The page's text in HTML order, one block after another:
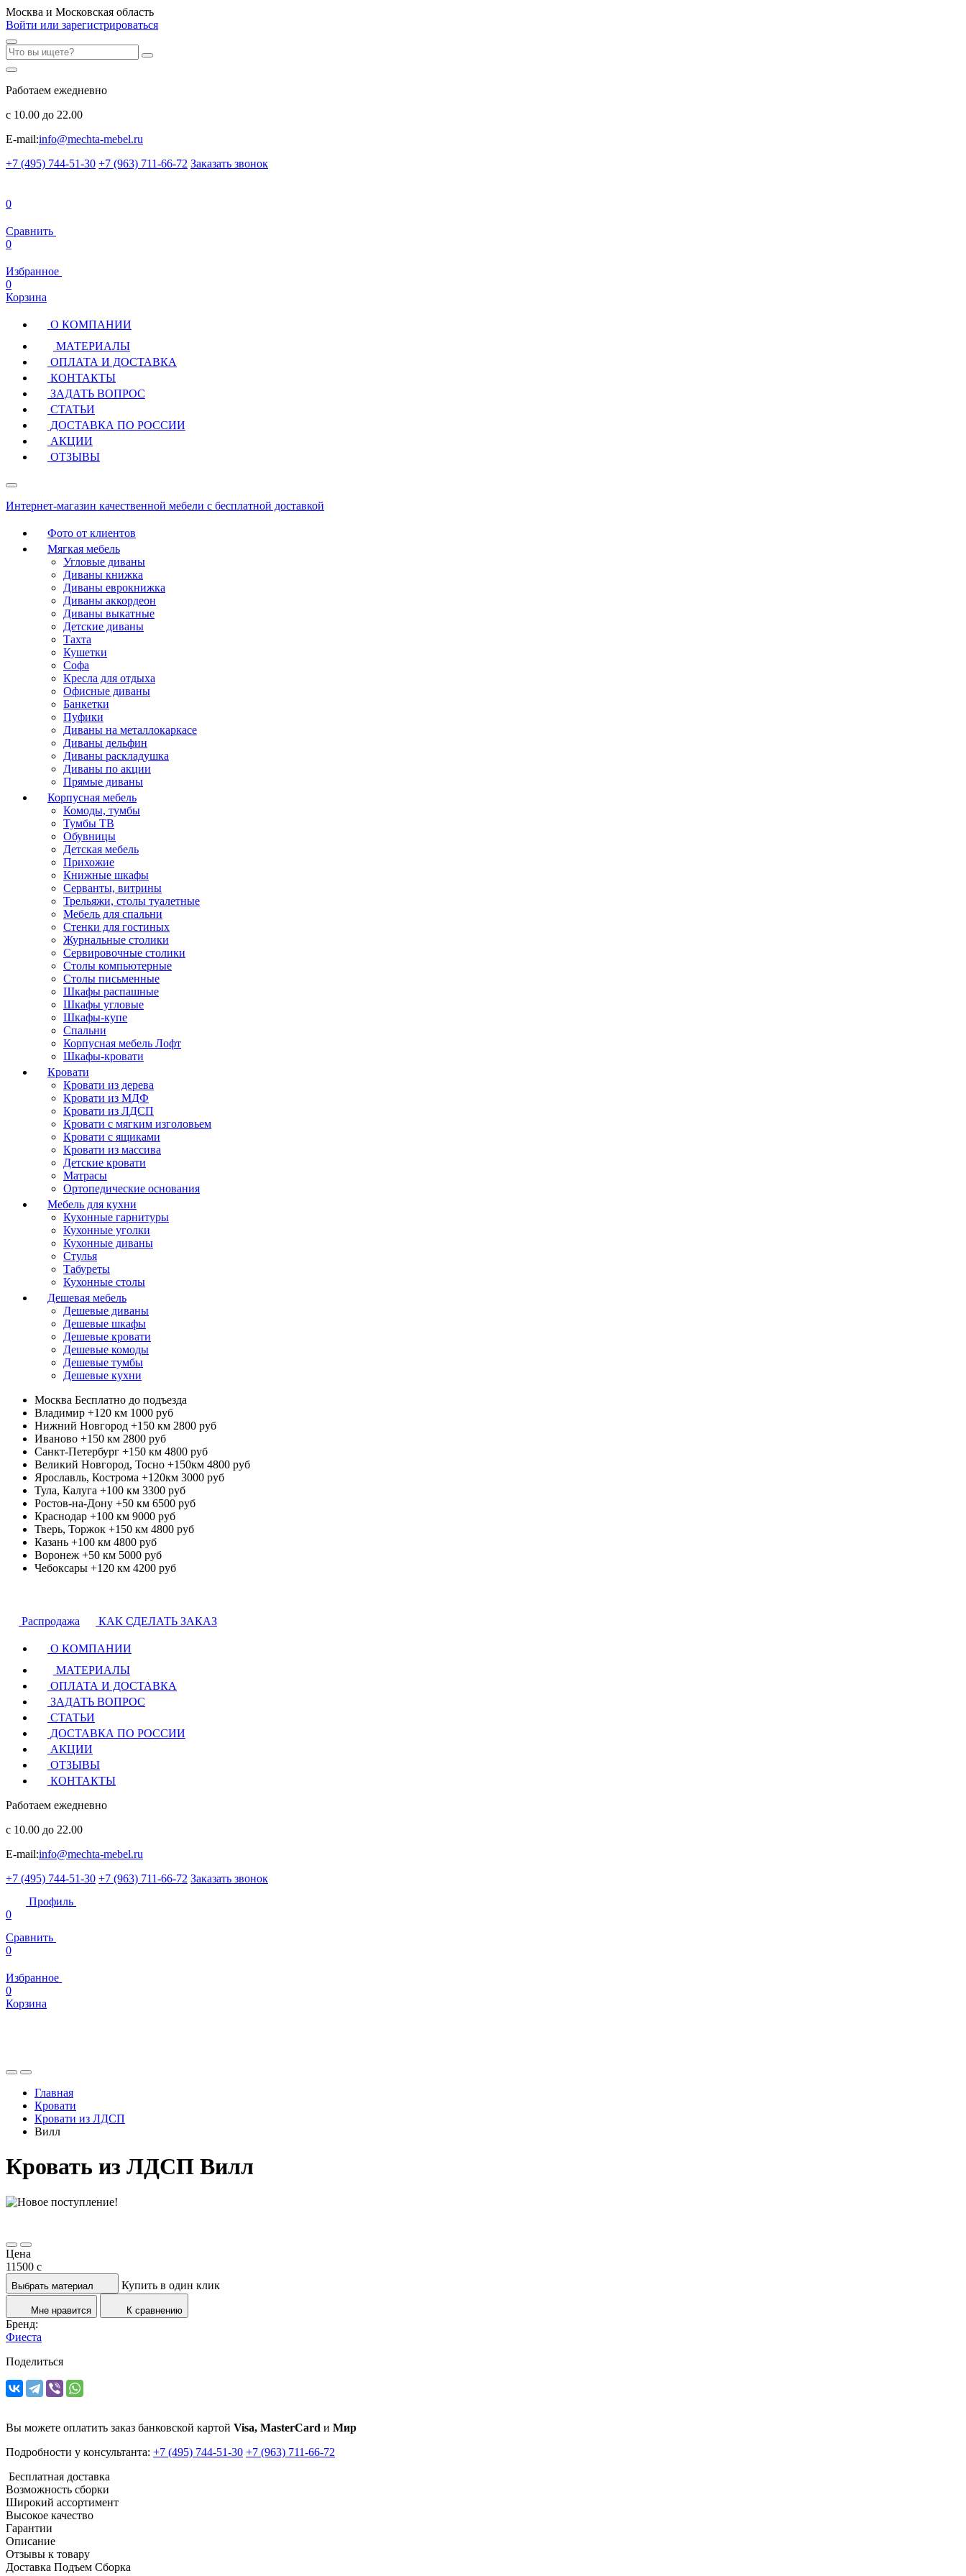
Москва и Московская область
Войти или зарегистрироваться
Работаем ежедневно
с 10.00 до 22.00
E-mail:info@mechta-mebel.ru
+7 (495) 744-51-30 +7 (963) 711-66-72 Заказать звонок
0
Сравнить
0
Избранное
0
Корзина
О КОМПАНИИ
МАТЕРИАЛЫ
ОПЛАТА И ДОСТАВКА
КОНТАКТЫ
ЗАДАТЬ ВОПРОС
СТАТЬИ
ДОСТАВКА ПО РОССИИ
АКЦИИ
ОТЗЫВЫ
Интернет-магазин качественной мебели с бесплатной доставкой
Фото от клиентов
Мягкая мебель
Угловые диваны
Диваны книжка
Диваны еврокнижка
Диваны аккордеон
Диваны выкатные
Детские диваны
Тахта
Кушетки
Софа
Кресла для отдыха
Офисные диваны
Банкетки
Пуфики
Диваны на металлокаркасе
Диваны дельфин
Диваны раскладушка
Диваны по акции
Прямые диваны
Корпусная мебель
Комоды, тумбы
Тумбы ТВ
Обувницы
Детская мебель
Прихожие
Книжные шкафы
Серванты, витрины
Трельяжи, столы туалетные
Мебель для спальни
Стенки для гостиных
Журнальные столики
Сервировочные столики
Столы компьютерные
Столы письменные
Шкафы распашные
Шкафы угловые
Шкафы-купе
Спальни
Корпусная мебель Лофт
Шкафы-кровати
Кровати
Кровати из дерева
Кровати из МДФ
Кровати из ЛДСП
Кровати с мягким изголовьем
Кровати с ящиками
Кровати из массива
Детские кровати
Матрасы
Ортопедические основания
Мебель для кухни
Кухонные гарнитуры
Кухонные уголки
Кухонные диваны
Стулья
Табуреты
Кухонные столы
Дешевая мебель
Дешевые диваны
Дешевые шкафы
Дешевые кровати
Дешевые комоды
Дешевые тумбы
Дешевые кухни
Москва Бесплатно до подъезда
Владимир +120 км 1000 руб
Нижний Новгород +150 км 2800 руб
Иваново +150 км 2800 руб
Санкт-Петербург +150 км 4800 руб
Великий Новгород, Тосно +150км 4800 руб
Ярославль, Кострома +120км 3000 руб
Тула, Калуга +100 км 3300 руб
Ростов-на-Дону +50 км 6500 руб
Краснодар +100 км 9000 руб
Тверь, Торжок +150 км 4800 руб
Казань +100 км 4800 руб
Воронеж +50 км 5000 руб
Чебоксары +120 км 4200 руб
Распродажа КАК СДЕЛАТЬ ЗАКАЗ
О КОМПАНИИ
МАТЕРИАЛЫ
ОПЛАТА И ДОСТАВКА
ЗАДАТЬ ВОПРОС
СТАТЬИ
ДОСТАВКА ПО РОССИИ
АКЦИИ
ОТЗЫВЫ
КОНТАКТЫ
Работаем ежедневно
с 10.00 до 22.00
E-mail:info@mechta-mebel.ru
+7 (495) 744-51-30 +7 (963) 711-66-72 Заказать звонок
Профиль
0
Сравнить
0
Избранное
0
Корзина
Главная
Кровати
Кровати из ЛДСП
Вилл
Кровать из ЛДСП Вилл
Цена
11500 c
Выбрать материал Купить в один клик
Мне нравится К сравнению
Бренд:
Фиеста
Поделиться
Вы можете оплатить заказ банковской картой Visa, MasterCard и Мир
Подробности у консультанта: +7 (495) 744-51-30 +7 (963) 711-66-72
Бесплатная доставка
Возможность сборки
Широкий ассортимент
Высокое качество
Гарантии
Описание
Отзывы к товару
Доставка Подъем Сборка